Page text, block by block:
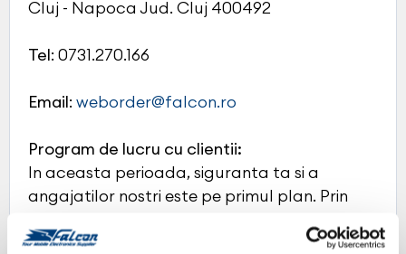
Cluj - Napoca Jud. Cluj 400492
Tel: 0731.270.166
Email: weborder@falcon.ro
Program de lucru cu clientii:
In aceasta perioada, siguranta ta si a
angajatilor nostri este pe primul plan. Prin
sa stabilesti o programare pentru instalarea